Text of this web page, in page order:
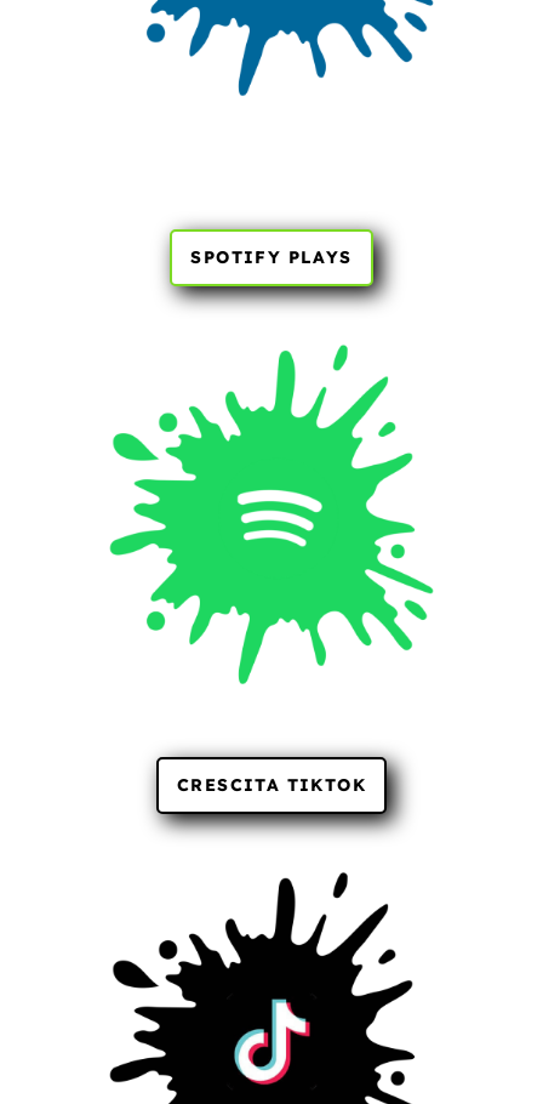
SPOTIFY PLAYS
CRESCITA TIKTOK